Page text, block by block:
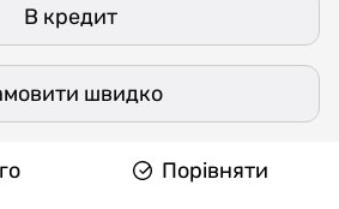
В кредит
швидко
Порівняти